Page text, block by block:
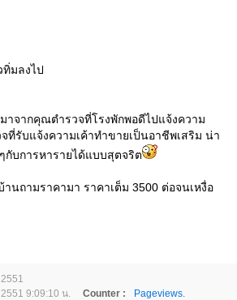
มลงไป
าจากคุณตำรวจที่โรงพักพอดีไปแจ้งความ
รับแจ้งความเค้าทำขายเป็นอาชีพเสริม น่า
กับการหารายได้แบบสุตจริต
นถามราคามา ราคาเต็ม 3500 ต่อจนเหงื่อ
9:09:10 น. Counter :
Pageviews.